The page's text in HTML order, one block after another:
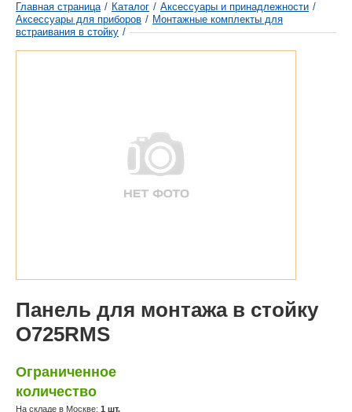
Главная страница / Каталог / Аксессуары и принадлежности /
Аксесcуары для приборов / Монтажные комплекты для
встраивания в стойку /
Панель для монтажа в стойку
O725RMS
Ограниченное
количество
На складе в Москве: 1 шт.